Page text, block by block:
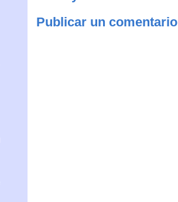
Publicar un comentario